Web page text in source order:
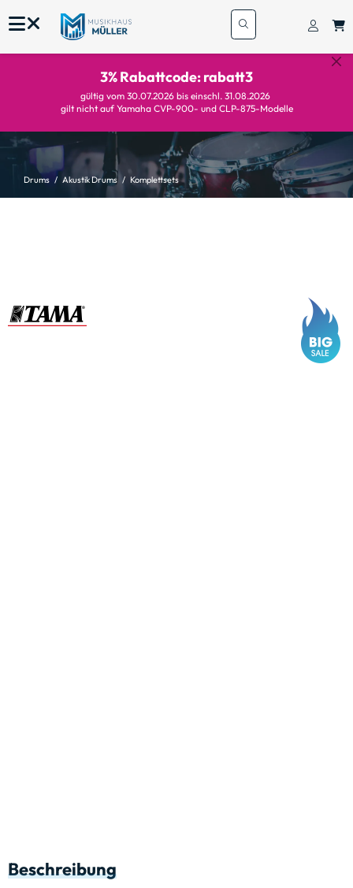
3% Rabattcode: rabatt3
gültig vom 30.07.2026 bis einschl. 31.08.2026
gilt nicht auf Yamaha CVP-900- und CLP-875-Modelle
Drums Akustik Drums Komplettsets
Beschreibung